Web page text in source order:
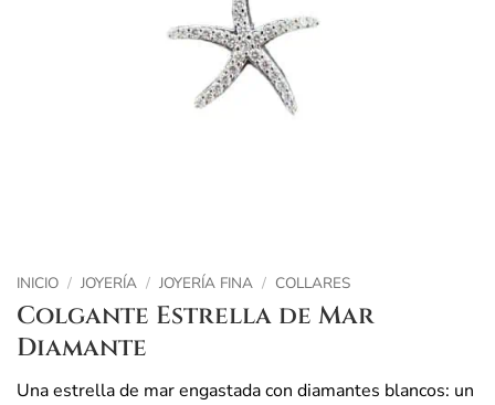
INICIO / JOYERÍA / JOYERÍA FINA / COLLARES
Colgante Estrella de Mar
Diamante
Una estrella de mar engastada con diamantes blancos: un